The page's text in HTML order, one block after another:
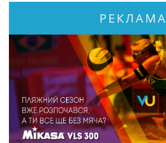
РЕКЛАМА